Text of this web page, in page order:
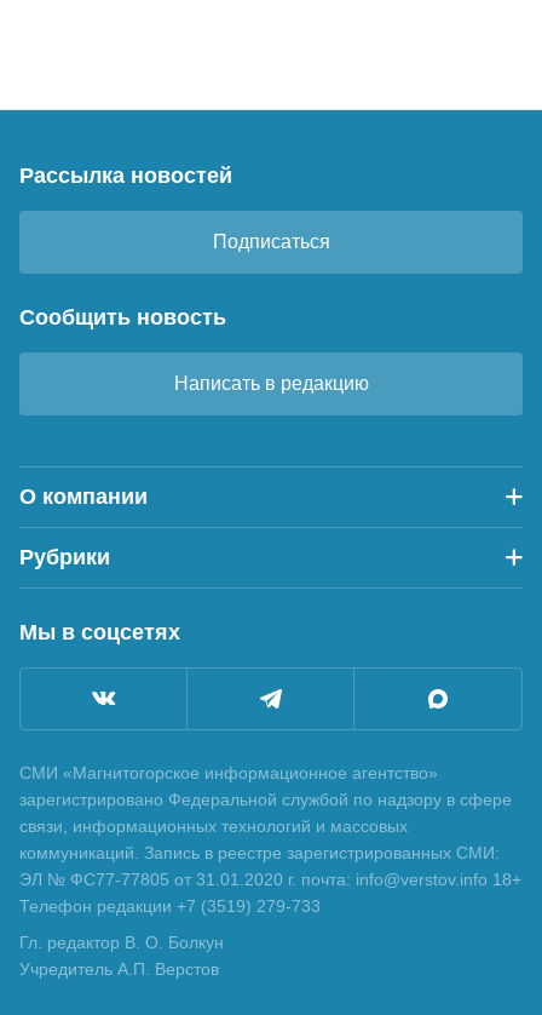
Рассылка новостей
Подписаться
Сообщить новость
Написать в редакцию
О компании
Рубрики
Мы в соцсетях
СМИ «Магнитогорское информационное агентство»
зарегистрировано Федеральной службой по надзору в сфере
связи, информационных технологий и массовых
коммуникаций. Запись в реестре зарегистрированных СМИ:
ЭЛ № ФС77-77805 от 31.01.2020 г. почта: info@verstov.info 18+
Телефон редакции +7 (3519) 279-733
Гл. редактор В. О. Болкун
Учредитель А.П. Верстов